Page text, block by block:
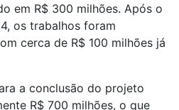
em R$ 300 milhões. Após o
os trabalhos foram
cerca de R$ 100 milhões já
a conclusão do projeto
R$ 700 milhões, o que